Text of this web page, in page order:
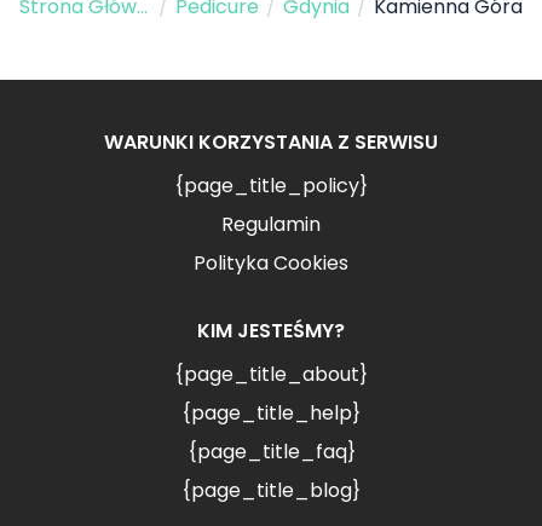
Strona Główna / Pedicure / Gdynia / Kamienna Góra
WARUNKI KORZYSTANIA Z SERWISU
{page_title_policy}
Regulamin
Polityka Cookies
KIM JESTEŚMY?
{page_title_about}
{page_title_help}
{page_title_faq}
{page_title_blog}